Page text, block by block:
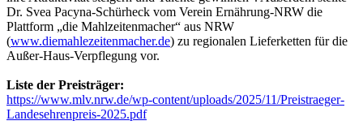
Dr. Svea Pacyna-Schürheck vom Verein Ernährung-NRW die
Plattform „die Mahlzeitenmacher“ aus NRW
(www.diemahlezeitenmacher.de) zu regionalen Lieferketten für die
Außer-Haus-Verpflegung vor.
Liste der Preisträger:
https://www.mlv.nrw.de/wp-content/uploads/2025/11/Preistraeger-
Landesehrenpreis-2025.pdf